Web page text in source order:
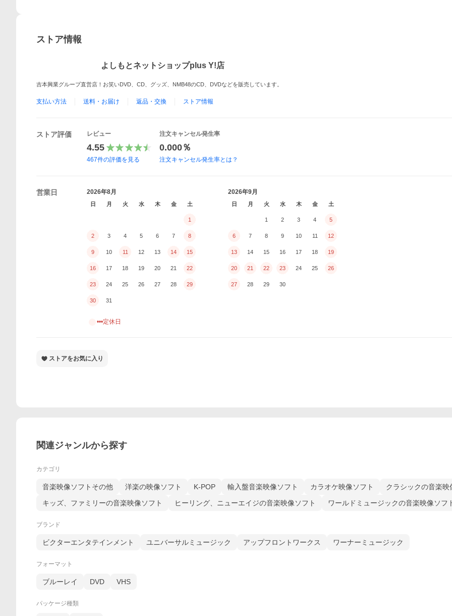
ストア情報
よしもとネットショップplus Y!店
吉本興業グループ直営店！お笑いDVD、CD、グッズ、NMB48のCD、DVDなどを販売しています。
支払い方法 送料・お届け 返品・交換 ストア情報
ストア評価 レビュー
4.55
467件の評価を見る
注文キャンセル発生率
0.000％
注文キャンセル発生率とは？
営業日 2026年8月
日 月 火 水 木 金 土
1
2 3 4 5 6 7 8
9 10 11 12 13 14 15
16 17 18 19 20 21 22
23 24 25 26 27 28 29
30 31
2026年9月
日 月 火 水 木 金 土
1 2 3 4 5
6 7 8 9 10 11 12
13 14 15 16 17 18 19
20 21 22 23 24 25 26
27 28 29 30
•••定休日
ストアをお気に入り
関連ジャンルから探す
カテゴリ
音楽映像ソフトその他 洋楽の映像ソフト K-POP 輸入盤音楽映像ソフト カラオケ映像ソフト
クラシックの音楽映
キッズ、ファミリーの音楽映像ソフト
ヒーリング、ニューエイジの音楽映像ソフト ワールドミュージックの音楽映像ソフ
ブランド
ビクターエンタテインメント ユニバーサルミュージック アップフロントワークス ワーナーミュージック
フォーマット
ブルーレイ DVD VHS
パッケージ種類